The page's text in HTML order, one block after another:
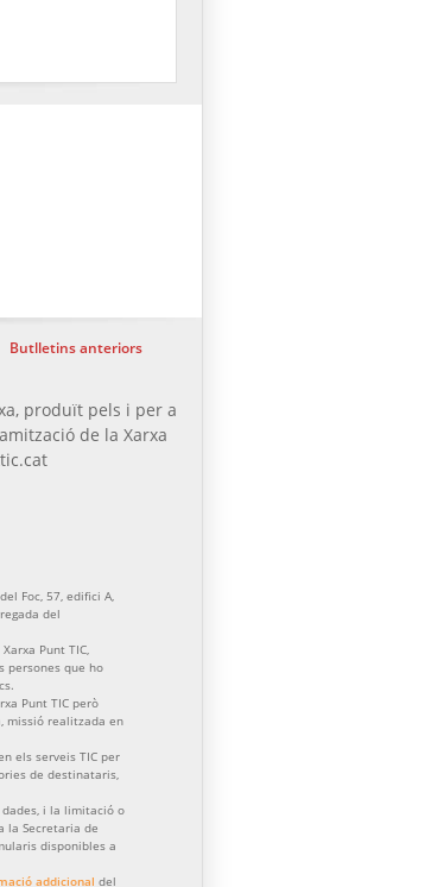
Butlletins anteriors
produït pels i per a
de la Xarxa
Foc, 57, edifici A,
del
Punt TIC,
persones que ho
Punt TIC però
missió realitzada en
els serveis TIC per
de destinataris,
dades, i la limitació o
la Secretaria de
disponibles a
addicional del